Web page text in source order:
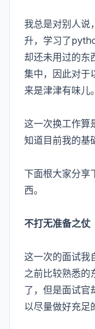
我总是对别人说
升，学习了
却还未用过的东
集中，因此对于
来是津津有味儿。
这一次换工作算
知道目前我的基
下面根大家分享
西。
不打无准备之仗
这一次的面试我
之前比较熟悉的
了，但是面试官
以尽量做好充足